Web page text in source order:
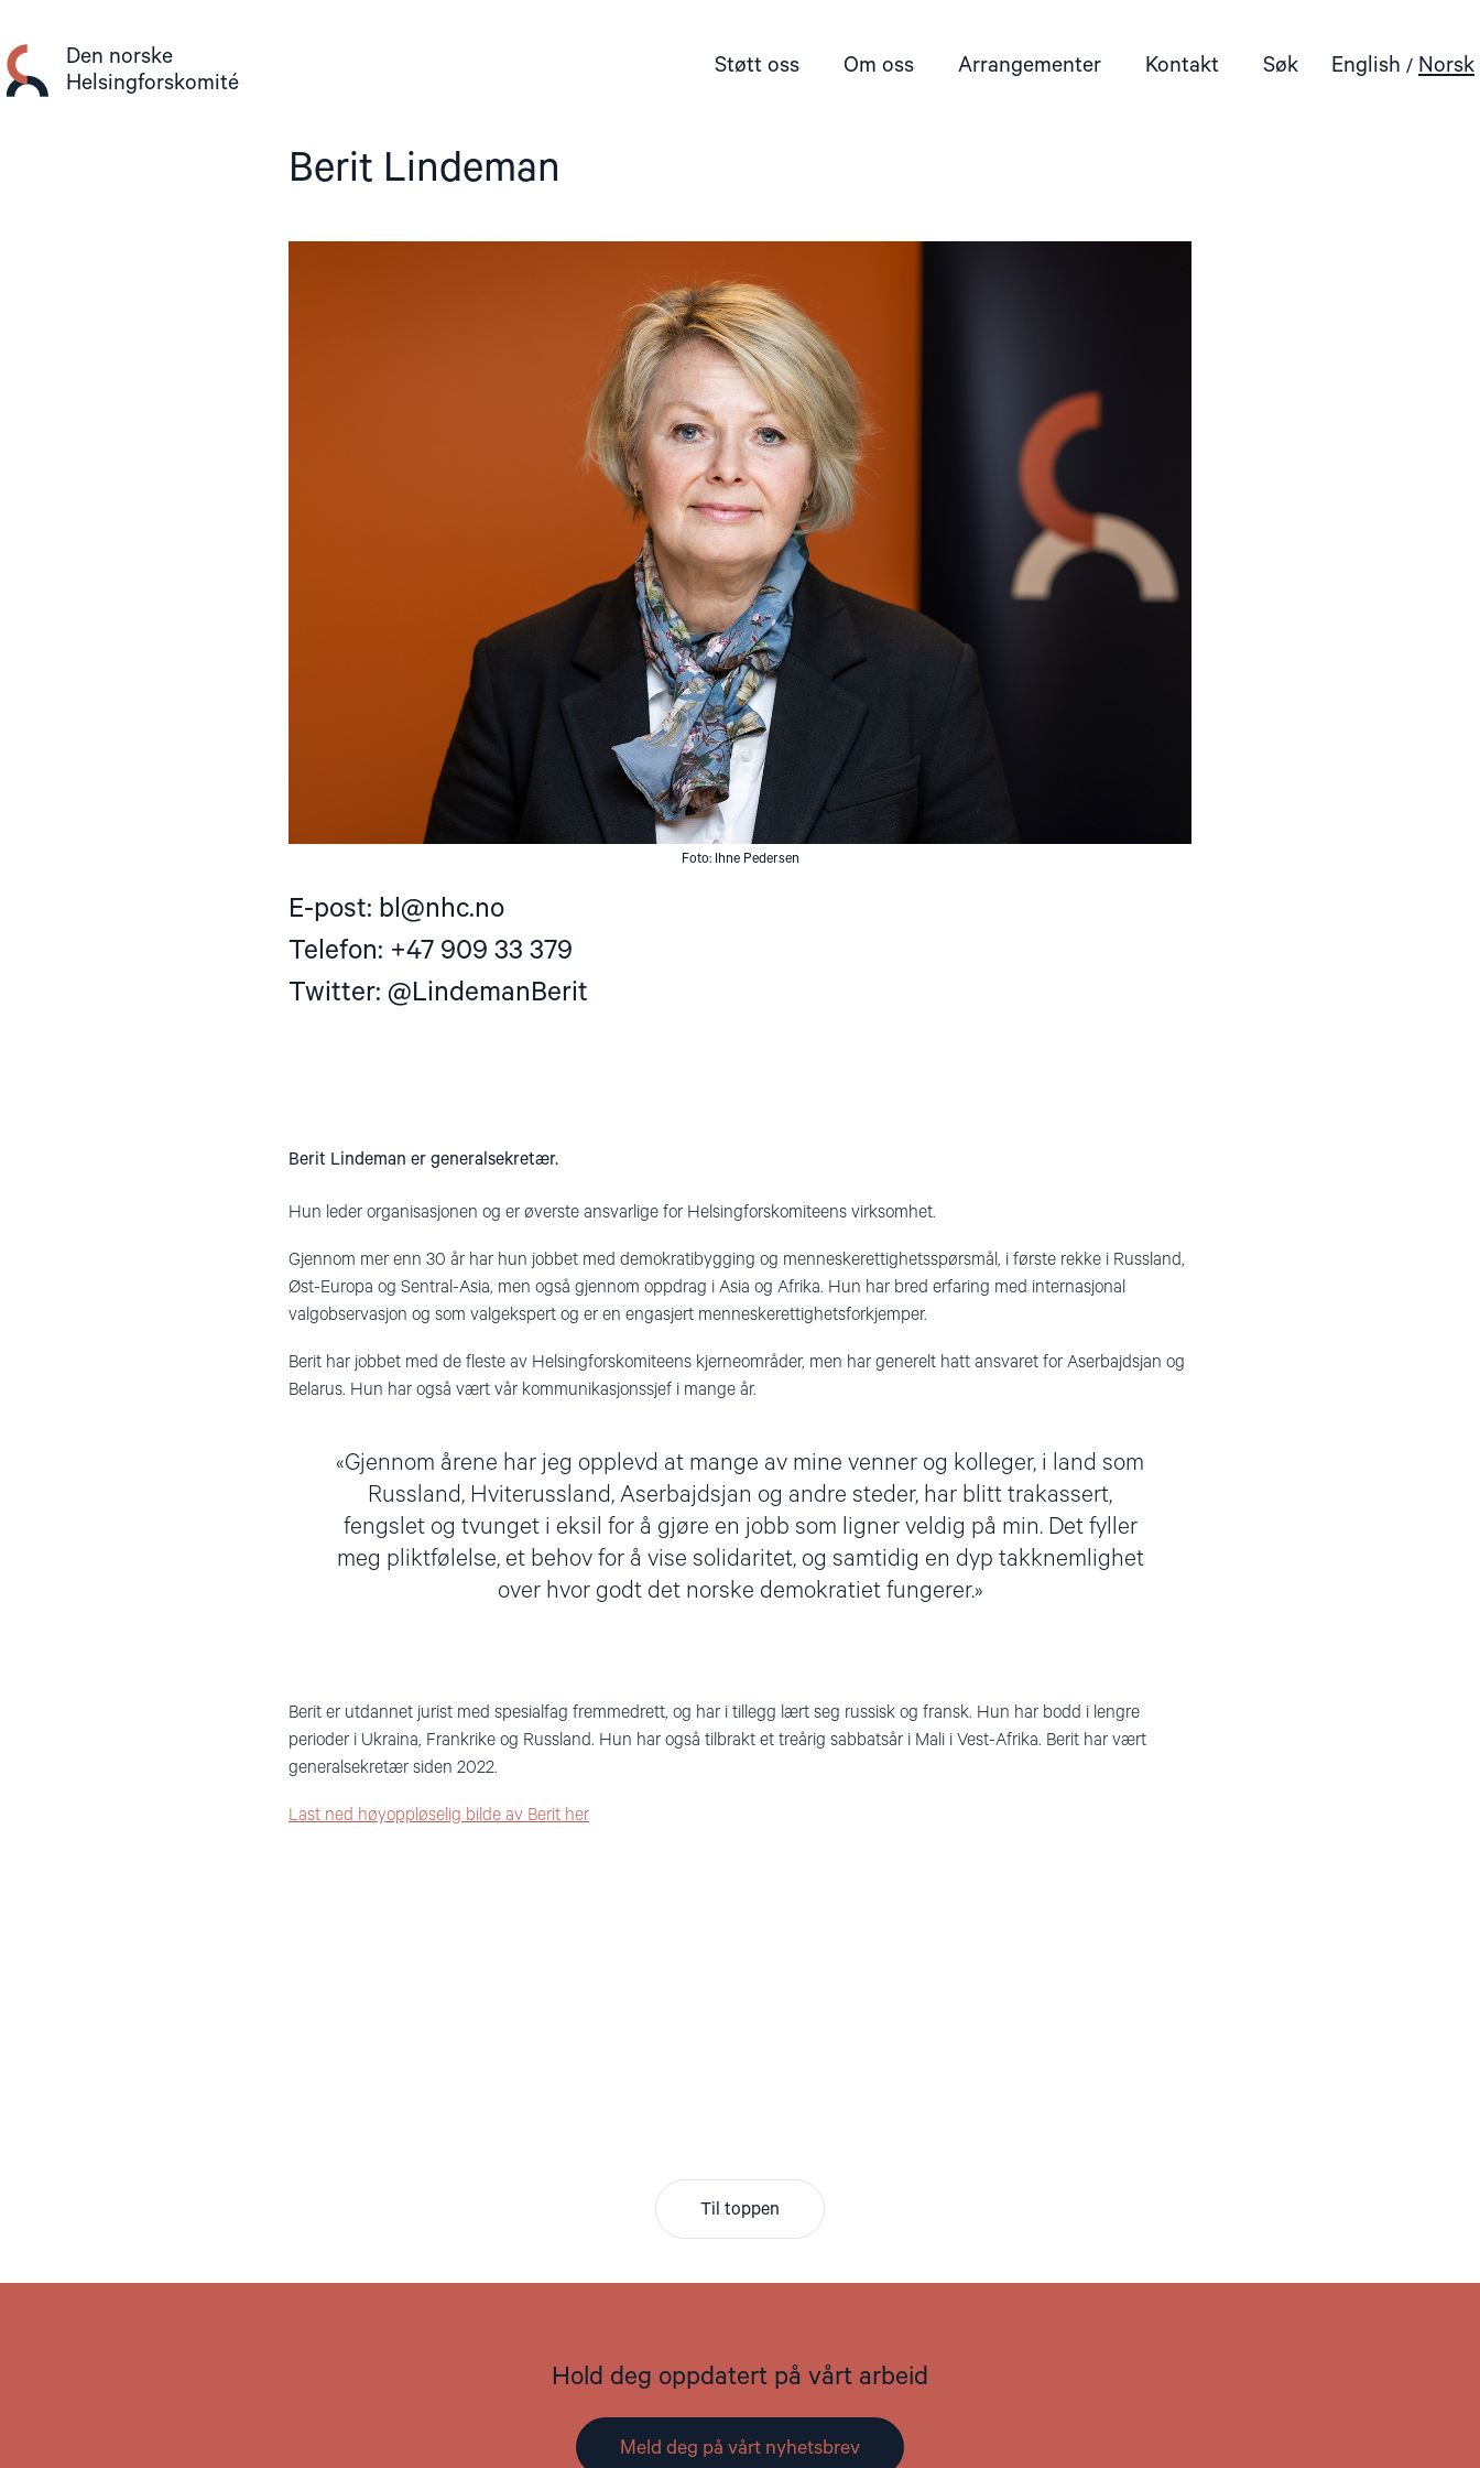
innhold
Den norske
Helsingforskomité
Støtt oss Om oss Arrangementer Kontakt Søk English Norsk
Berit Lindeman
Foto: Ihne Pedersen
E-post: bl@nhc.no
Telefon: +47 909 33 379
Twitter: @LindemanBerit
Berit Lindeman er generalsekretær.
Hun leder organisasjonen og er øverste ansvarlige for Helsingforskomiteens virksomhet.
Gjennom mer enn 30 år har hun jobbet med demokratibygging og menneskerettighetsspørsmål, i første rekke i Russland,
Øst-Europa og Sentral-Asia, men også gjennom oppdrag i Asia og Afrika. Hun har bred erfaring med internasjonal
valgobservasjon og som valgekspert og er en engasjert menneskerettighetsforkjemper.
Berit har jobbet med de fleste av Helsingforskomiteens kjerneområder, men har generelt hatt ansvaret for Aserbajdsjan og
Belarus. Hun har også vært vår kommunikasjonssjef i mange år.
Gjennom årene har jeg opplevd at mange av mine venner og kolleger, i land som
Russland, Hviterussland, Aserbajdsjan og andre steder, har blitt trakassert,
fengslet og tvunget i eksil for å gjøre en jobb som ligner veldig på min. Det fyller
meg pliktfølelse, et behov for å vise solidaritet, og samtidig en dyp takknemlighet
over hvor godt det norske demokratiet fungerer.
Berit er utdannet jurist med spesialfag fremmedrett, og har i tillegg lært seg russisk og fransk. Hun har bodd i lengre
perioder i Ukraina, Frankrike og Russland. Hun har også tilbrakt et treårig sabbatsår i Mali i Vest-Afrika. Berit har vært
generalsekretær siden 2022.
Last ned høyoppløselig bilde av Berit her
Til toppen
Hold deg oppdatert på vårt arbeid
Meld deg på vårt nyhetsbrev